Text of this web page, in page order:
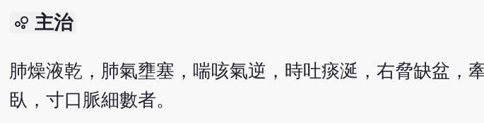
bubble_chart 主治
肺燥液乾，肺氣壅塞，喘咳氣逆，時吐痰涎，右脅缺盆，
臥，寸口脈細數者。